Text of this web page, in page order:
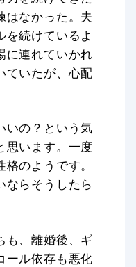
はなかった。夫
を続けているよ
に連れていかれ
ていたが、心配
いの？という気
思います。一度
のようです。
ならそうしたら
も、離婚後、ギ
ール依存も悪化